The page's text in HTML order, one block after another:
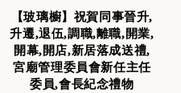
【玻璃櫥】祝賀同事晉升,
升遷,退伍,調職,離職,開業,
開幕,開店,新居落成送禮,
宮廟管理委員會新任主任
委員,會長紀念禮物